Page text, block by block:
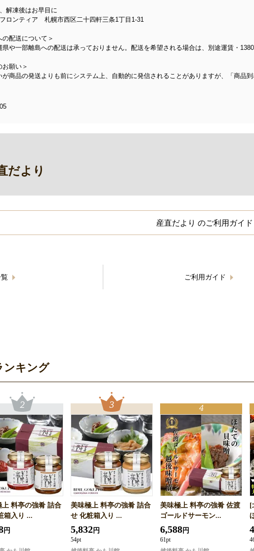
解凍後はお早目に
ロンティア 札幌市西区二十四軒三条1丁目1-31
の配送について＞
や一部離島への配送は承っておりません。配送を希望される場合は、別途運賃・
お願い＞
が商品の発送よりも前にシステム上、自動的に発信されることがありますが、「商品
だより
産直だより のご利用ガイド
ご利用ガイド
ンキング
上 料亭の強肴 詰合
箱入り ...
円
美味極上 料亭の強肴 詰合
せ 化粧箱入り ...
5,832円
54pt
美味極上 料亭の強肴 佐渡
ゴールドサーモン...
6,588円
61pt
[